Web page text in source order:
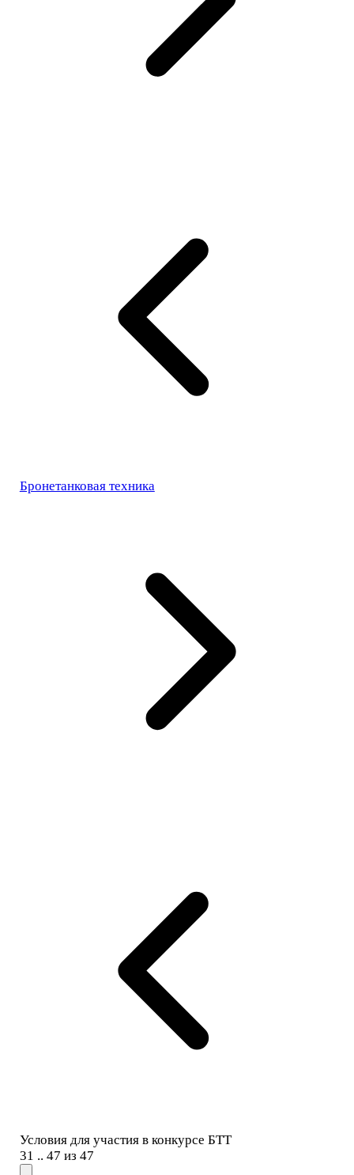
Бронетанковая техника
Условия для участия в конкурсе БТТ
31 .. 47 из 47